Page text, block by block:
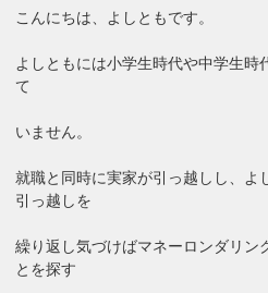
こんにちは、よしともです。
よしともには小学生時代や中学生時
て
いません。
就職と同時に実家が引っ越しし、よ
引っ越しを
繰り返し気づけばマネーロンダリン
とを探す